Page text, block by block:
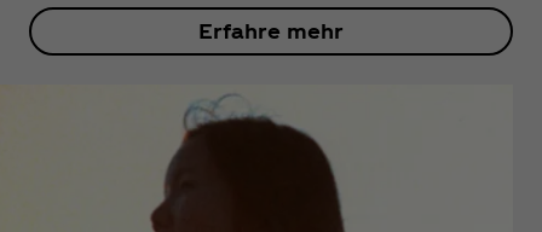
Erfahre mehr